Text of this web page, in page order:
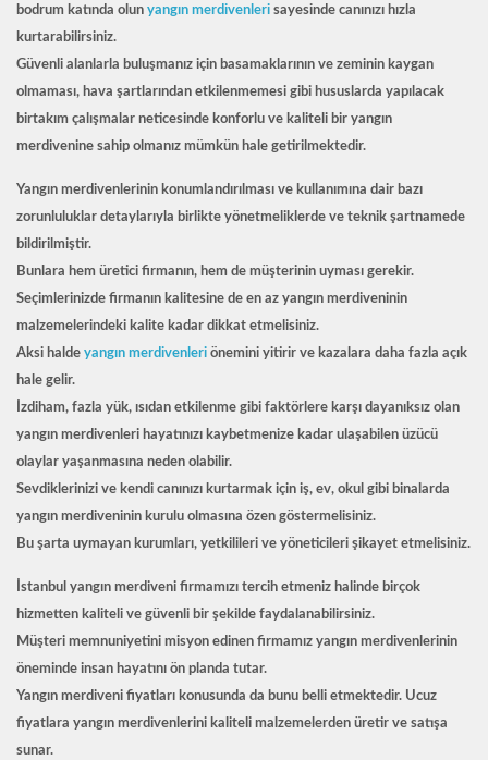
bodrum katında olun yangın merdivenleri sayesinde canınızı hızla
kurtarabilirsiniz.
Güvenli alanlarla buluşmanız için basamaklarının ve zeminin kaygan
olmaması, hava şartlarından etkilenmemesi gibi hususlarda yapılacak
birtakım çalışmalar neticesinde konforlu ve kaliteli bir yangın
merdivenine sahip olmanız mümkün hale getirilmektedir.
Yangın merdivenlerinin konumlandırılması ve kullanımına dair bazı
zorunluluklar detaylarıyla birlikte yönetmeliklerde ve teknik şartnamede
bildirilmiştir.
Bunlara hem üretici firmanın, hem de müşterinin uyması gerekir.
Seçimlerinizde firmanın kalitesine de en az yangın merdiveninin
malzemelerindeki kalite kadar dikkat etmelisiniz.
Aksi halde yangın merdivenleri önemini yitirir ve kazalara daha fazla açık
hale gelir.
İzdiham, fazla yük, ısıdan etkilenme gibi faktörlere karşı dayanıksız olan
yangın merdivenleri hayatınızı kaybetmenize kadar ulaşabilen üzücü
olaylar yaşanmasına neden olabilir.
Sevdiklerinizi ve kendi canınızı kurtarmak için iş, ev, okul gibi binalarda
yangın merdiveninin kurulu olmasına özen göstermelisiniz.
Bu şarta uymayan kurumları, yetkilileri ve yöneticileri şikayet etmelisiniz.
İstanbul yangın merdiveni firmamızı tercih etmeniz halinde birçok
hizmetten kaliteli ve güvenli bir şekilde faydalanabilirsiniz.
Müşteri memnuniyetini misyon edinen firmamız yangın merdivenlerinin
öneminde insan hayatını ön planda tutar.
Yangın merdiveni fiyatları konusunda da bunu belli etmektedir. Ucuz
fiyatlara yangın merdivenlerini kaliteli malzemelerden üretir ve satışa
sunar.